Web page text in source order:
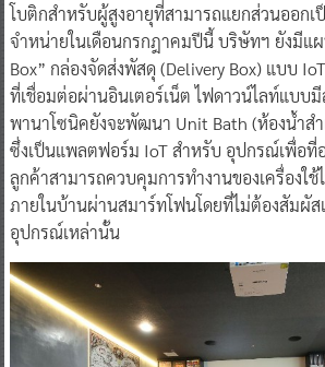
โบติกสำหรับผู้สูงอายุที่สามารถแยกส่วนออกเ
จำหน่ายในเดือนกรกฎาคมปีนี้ บริษัทฯ ยังมีแ
Box” กล่องจัดส่งพัสดุ (Delivery Box) แบบ
ที่เชื่อมต่อผ่านอินเตอร์เน็ต ไฟดาวน์ไลท์แบบ
พานาโซนิคยังจะพัฒนา Unit Bath (ห้องน้ำสำ
ซึ่งเป็นแพลตฟอร์ม IoT สำหรับ อุปกรณ์เพื่อที่
ลูกค้าสามารถควบคุมการทำงานของเครื่องใ
ภายในบ้านผ่านสมาร์ทโฟนโดยที่ไม่ต้องสัมผัส
อุปกรณ์เหล่านั้น